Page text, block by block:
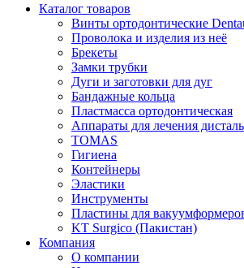
Каталог товаров
Винты ортодонтические
Проволока и изделия из неё
Брекеты
Замки трубки
Дуги и заготовки для дуг
Бандажные кольца
Пластмасса ортодонтическая
Аппараты для лечения
TOMAS
Гигиена
Контейнеры
Эластики
Инструменты
Пластины для
KT Surgico (Пакистан)
Компания
О компании